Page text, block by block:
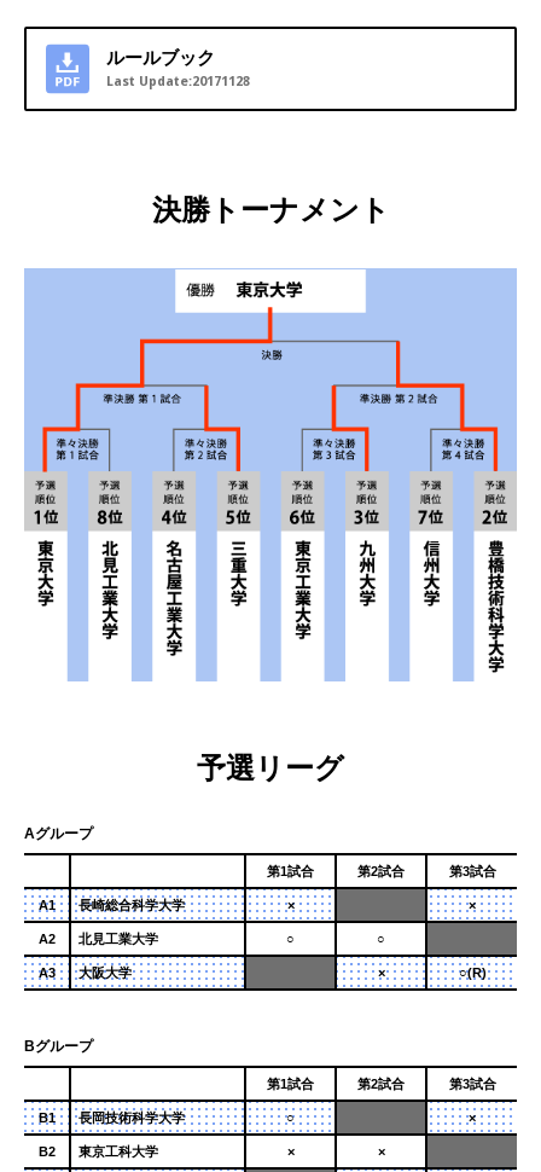
ルールブック
Last Update:20171128
決勝トーナメント
予選リーグ
Aグループ
第1試合 第2試合 第3試合
A1 ⻑崎総合科学⼤学 × ×
A2 北見工業大学 ○ ○
A3 大阪大学 × ○(R)
Bグループ
第1試合 第2試合 第3試合
B1 長岡技術科学大学 ○ ×
B2 東京工科大学 × ×